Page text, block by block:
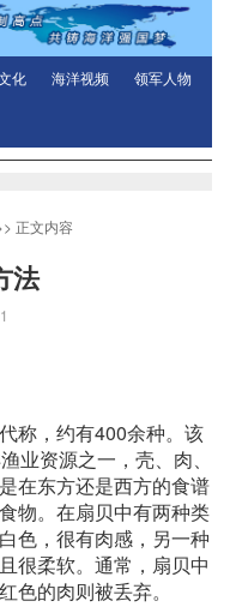
化 海洋视频 领军人物
正文内容
法
称，约有400余种。该
业资源之一，壳、肉、
在东方还是西方的食谱
物。在扇贝中有两种类
色，很有肉感，另一种
很柔软。通常，扇贝中
色的肉则被丢弃。